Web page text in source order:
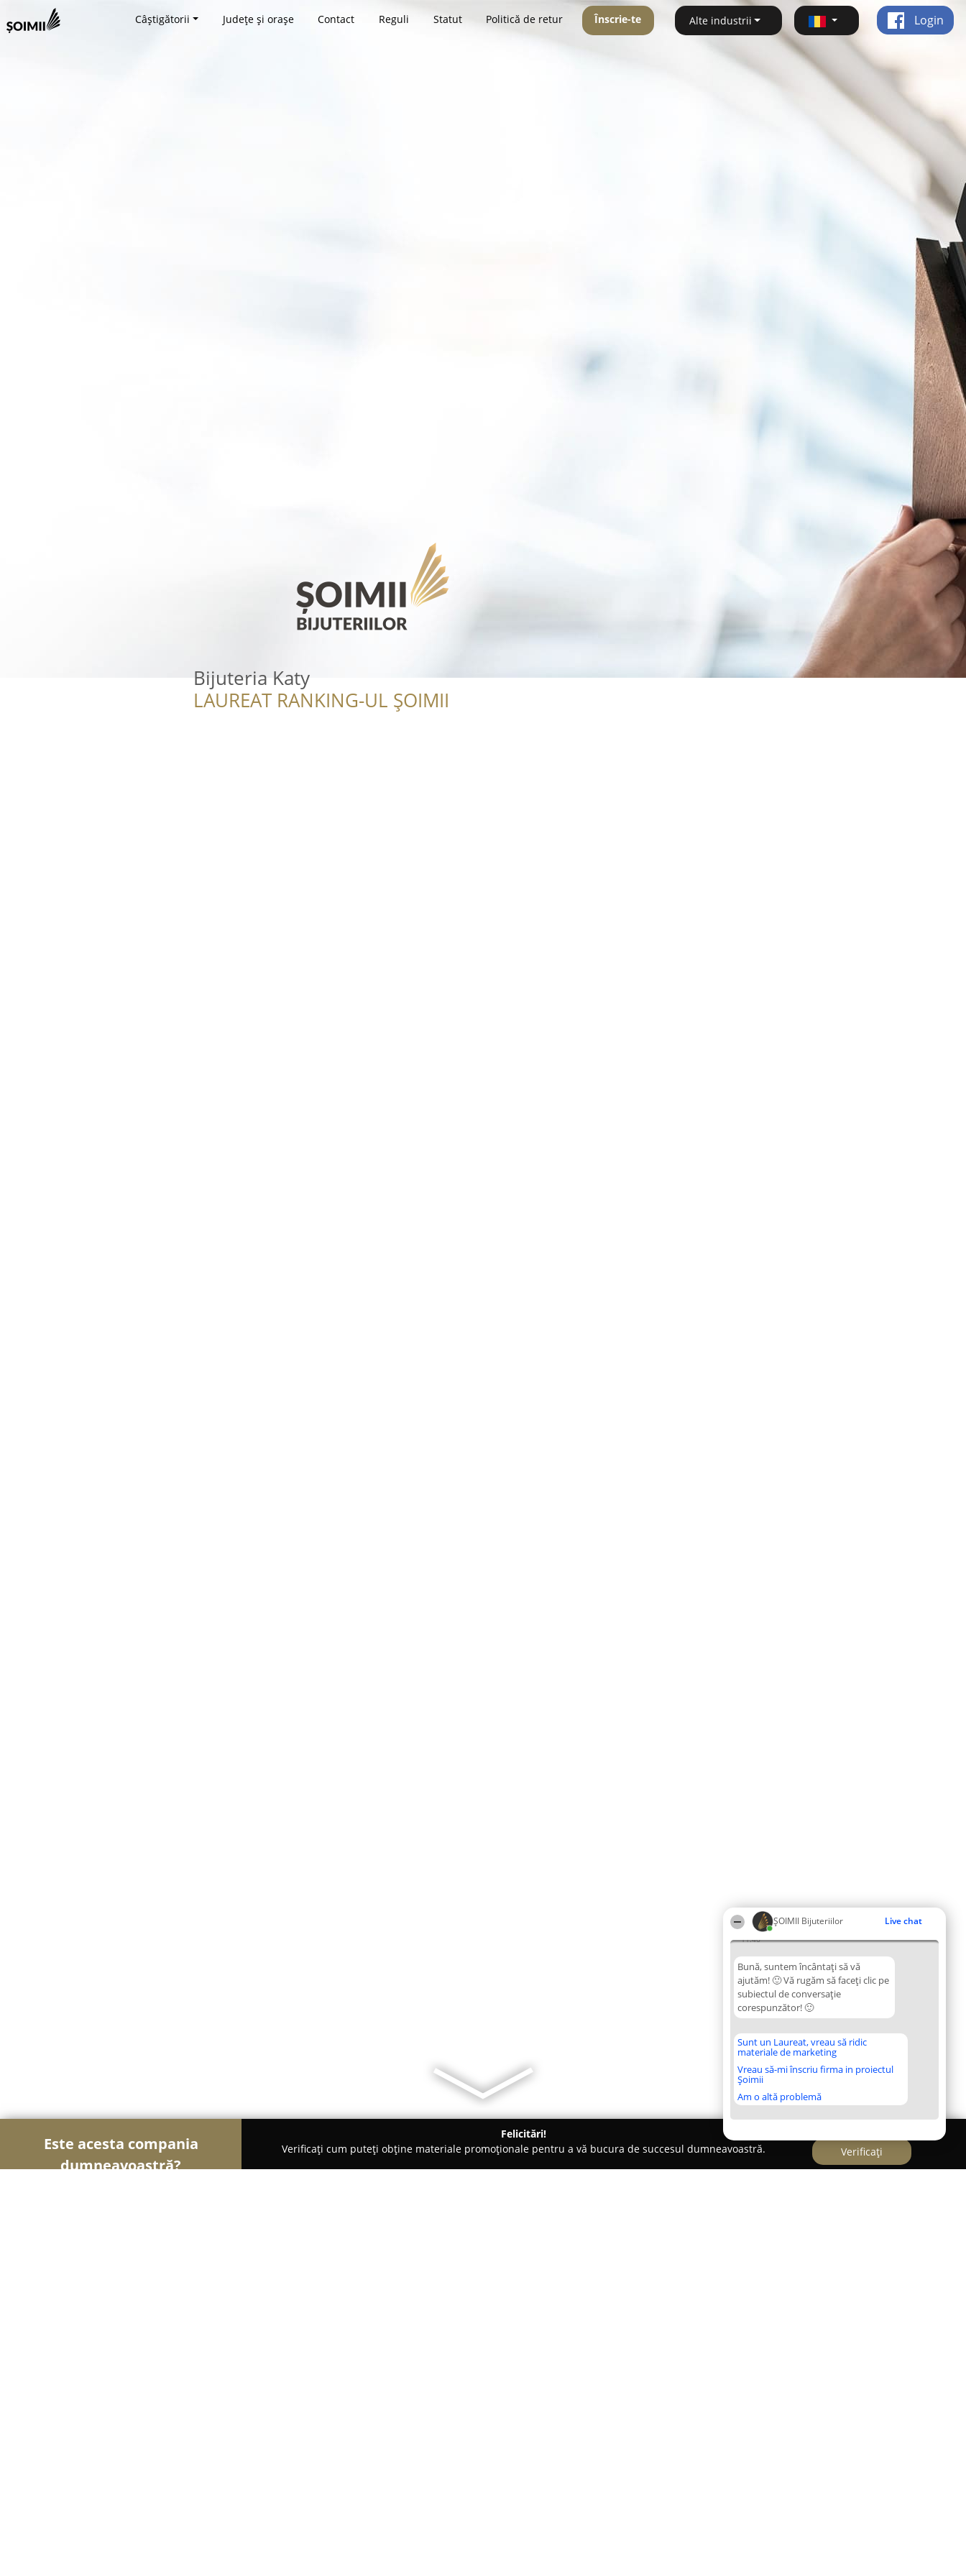
ŞOIMII Bijuteriilor Live chat
11:46
Bună, suntem încântați să vă
ajutăm! 🙂 Vă rugăm să faceți clic pe
subiectul de conversație
corespunzător! 🙂
Sunt un Laureat, vreau să ridic
materiale de marketing
Vreau să-mi înscriu firma in proiectul
Șoimii
Am o altă problemă
Câștigătorii Județe și orașe Contact Reguli Statut Politică de retur Înscrie-te Alte industrii Login
Bijuteria Katy
LAUREAT RANKING-UL ȘOIMII
Este acesta compania
dumneavoastră?
Felicitări!
Verificați cum puteți obține materiale promoționale pentru a vă bucura de succesul dumneavoastră.
Verificați